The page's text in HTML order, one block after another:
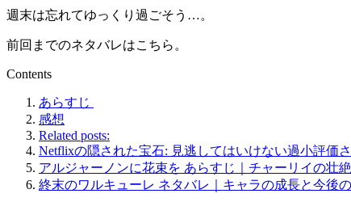
週末は忘れてゆっくり過ごそう…。
前回までのネタバレはこちら。
Contents
あらすじ
感想
Related posts:
Netflixの隠された宝石: 見逃してはいけない過小評価
アルジャーノンに花束を あらすじ｜チャーリイの壮
終末のワルキューレ ネタバレ｜キャラの成長と今後